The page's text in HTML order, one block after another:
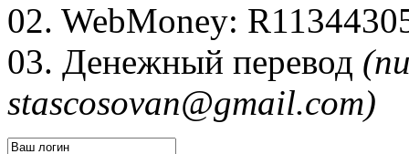
02. WebMoney:
03. Денежный перевод
stascosovan@gmail.com)